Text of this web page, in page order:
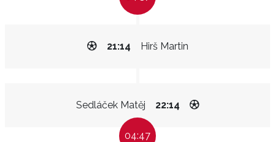
Hirš Martin
21:14
Sedláček Matěj 22:14
04:47